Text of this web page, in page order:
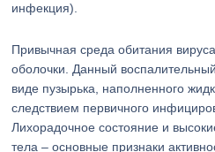
инфекция).
Привычная среда обитания
оболочки. Данный
виде пузырька, наполненного
следствием первичного
Лихорадочное состояние и
тела – основные признаки